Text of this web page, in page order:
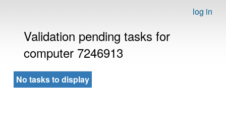
log in
Validation pending tasks for
computer 7246913
No tasks to display